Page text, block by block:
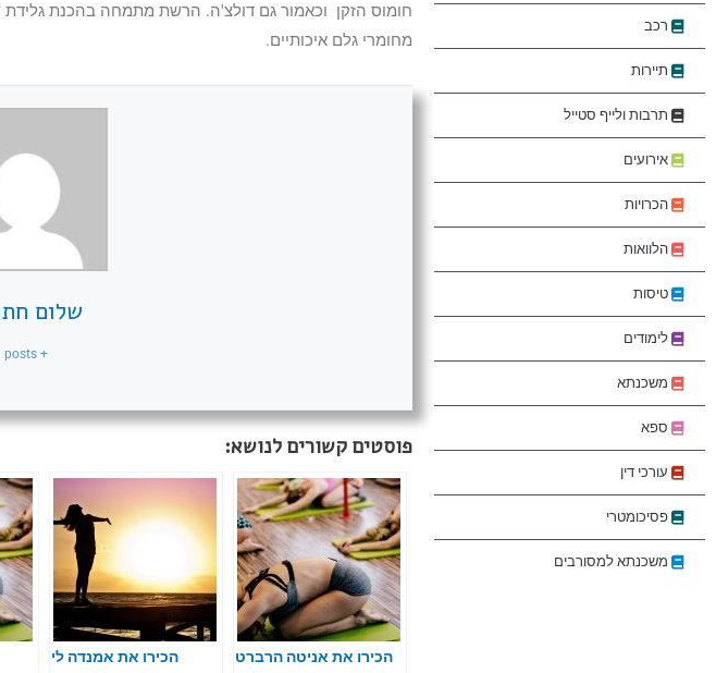
רכב
תיירות
תרבות ולייף סטייל
אירועים
הכרויות
הלוואות
טיסות
לימודים
משכנתא
ספא
עורכי דין
פסיכומטרי
משכנתא למסורבים
חומוס הזקן וכאמור גם דולצ'ה. הרשת מתמחה בהכנת גלידת
מחומרי גלם איכותיים.
שלום
+ posts
פוסטים קשורים לנושא:
הכירו את אניטה הרברט הכירו את אמנדה לי